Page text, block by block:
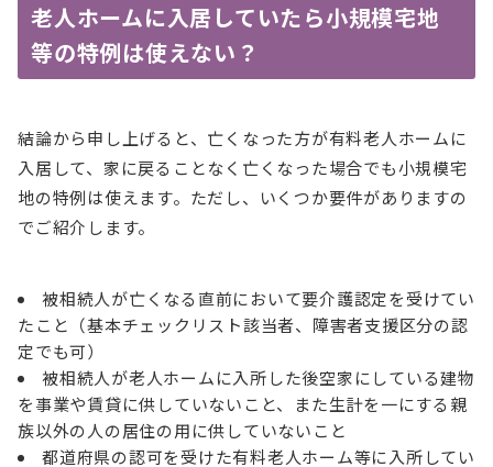
老人ホームに入居していたら小規模宅地
等の特例は使えない？
結論から申し上げると、亡くなった方が有料老人ホームに
入居して、家に戻ることなく亡くなった場合でも小規模宅
地の特例は使えます。ただし、いくつか要件がありますの
でご紹介します。
被相続人が亡くなる直前において要介護認定を受けてい
たこと（基本チェックリスト該当者、障害者支援区分の認
定でも可）
被相続人が老人ホームに入所した後空家にしている建物
を事業や賃貸に供していないこと、また生計を一にする親
族以外の人の居住の用に供していないこと
都道府県の認可を受けた有料老人ホーム等に入所してい